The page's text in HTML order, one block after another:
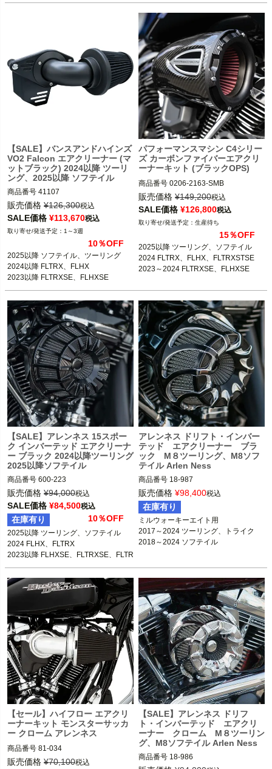
Arlen Ness（アレンネス）
【SALE】バンスアンドハインズ
VO2 Falcon エアクリーナー (マ
ットブラック) 2024以降 ツーリ
ング、2025以降 ソフテイル
商品番号 41107
3OT：1010-3413
販売価格 ¥126,300税込
SALE価格 ¥113,670税込
1～3週
10％OFF
2025以降 ソフテイル、ツーリング
2024以降 FLTRX、FLHX
2023以降 FLTRXSE、FLHXSE
パフォーマンスマシン C4シリー
ズ カーボンファイバーエアクリ
ーナーキット (ブラックOPS)
商品番号 0206-2163-SMB
3OT：1010-3273
販売価格 ¥149,200税込
SALE価格 ¥126,800税込
生産待ち
15％OFF
2025以降 ツーリング、ソフテイル
2024 FLTRX、FLHX、FLTRXSTSE
2023～2024 FLTRXSE、FLHXSE
【SALE】アレンネス 15スポー
ク インバーテッド エアクリーナ
ー ブラック 2024以降ツーリング
2025以降ソフテイル
商品番号 600-223
3OT：1010-3223
2025以降 ツーリング、ソフテイル
2024 FLHX、FLTRX
2023以降 FLHXSE、FLTRXSE、FLTR
XSTSE
Arlen Ness（アレンネス）
販売価格 ¥94,000税込
SALE価格 ¥84,500税込
在庫有り 10％OFF
2025以降 ツーリング、ソフテイル
2024 FLHX、FLTRX
2023以降 FLHXSE、FLTRXSE、FLTR
XSTSE
アレンネス ドリフト・インバー
テッド エアクリーナー ブラ
ック M８ツーリング、M8ソフ
テイル Arlen Ness
商品番号 18-987
18-983：B型番264327、D型番1010-
2448
18-981：B型番264325、D型番1010-
2446
18-987：B型番264331、D型番1010-
2452
2450
18-987 ：
2017～2024 ツーリング、トライク
2018～2024 ソフテイル
※2023～2024 FLHXSE、FLTRXSE、
2024 FLHX、FLTRX、FLTRXSTSEは
不可
Arlen Ness（アレンネス）
販売価格 ¥98,400税込
在庫有り
ミルウォーキーエイト用
2017～2024 ツーリング、トライク
2018～2024 ソフテイル
【セール】ハイフロー エアクリ
ーナーキット モンスターサッカ
ー クローム アレンネス
商品番号 81-034
販売価格 ¥70,100税込
【SALE】アレンネス ドリフ
ト・インバーテッド エアクリ
ーナー クローム M８ツーリン
グ、M8ソフテイル Arlen Ness
商品番号 18-986